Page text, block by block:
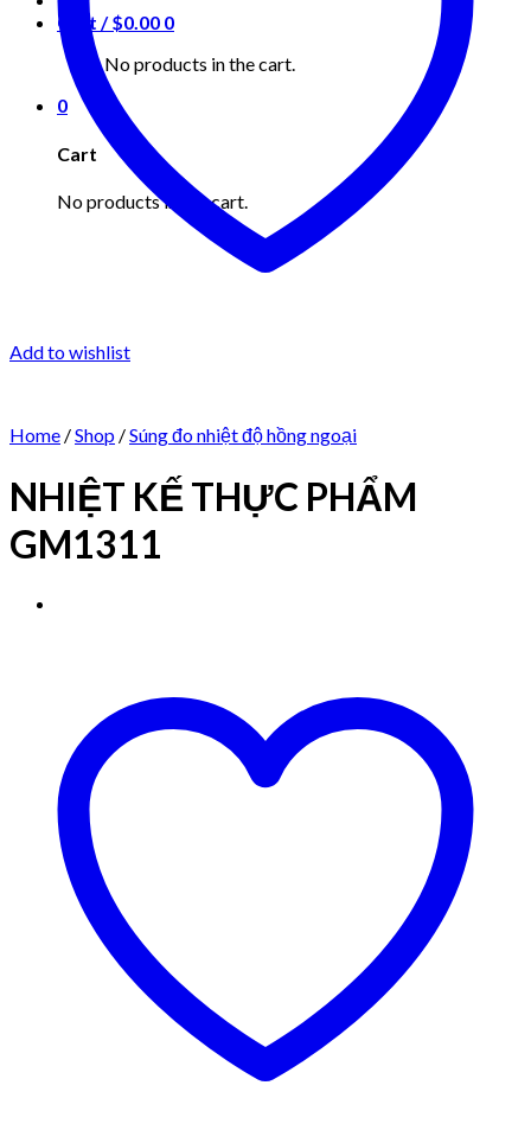
Cart /$0.00 0
No products in the cart.
0
Cart
No products in the cart.
Add to wishlist
Home /Shop /Súng đo nhiệt độ hồng ngoại
NHIỆT KẾ THỰC PHẨM
GM1311